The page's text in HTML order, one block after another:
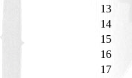
13
14
15
16
17